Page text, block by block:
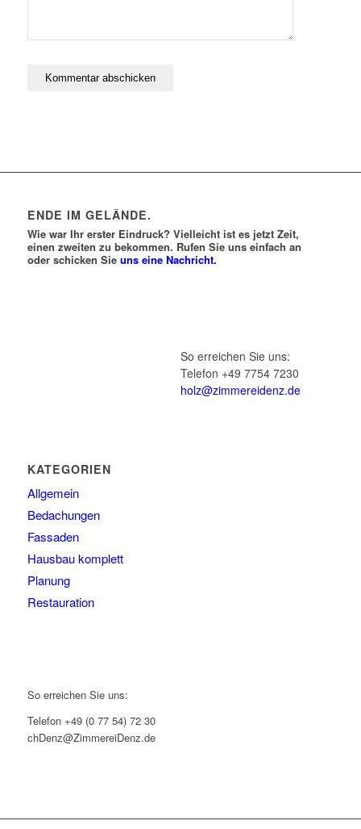
ENDE IM GELÄNDE.
Wie war Ihr erster Eindruck? Vielleicht ist es jetzt Zeit,
einen zweiten zu bekommen. Rufen Sie uns einfach an
oder schicken Sie uns eine Nachricht.
So erreichen Sie uns:
Telefon +49 7754 7230
holz@zimmereidenz.de
KATEGORIEN
Allgemein
Bedachungen
Fassaden
Hausbau komplett
Planung
Restauration
So erreichen Sie uns:
Telefon +49 (0 77 54) 72 30
chDenz@ZimmereiDenz.de